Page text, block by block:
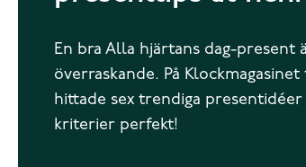
En bra Alla hjärtans dag-present
överraskande. På
hittade sex trendiga
kriterier perfekt!